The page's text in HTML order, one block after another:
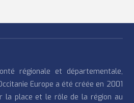
régionale et départementale,
Europe a été créée en 2001
la place et le rôle de la région au